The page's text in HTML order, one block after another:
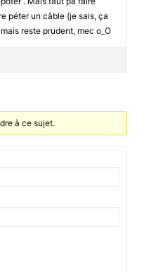
péter un câble (je sais, ça
reste prudent, mec o_O
à ce sujet.